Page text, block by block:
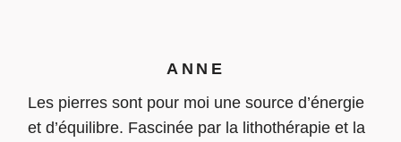
ANNE
Les pierres sont pour moi une source d’énergie
et d’équilibre. Fascinée par la lithothérapie et la